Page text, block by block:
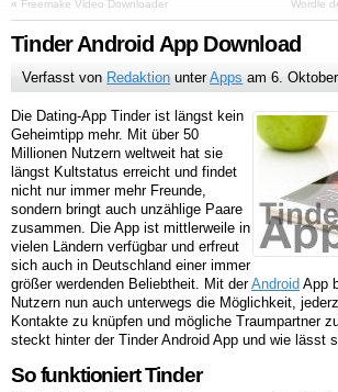
« Freemake Video Downloader Wordle
Tinder Android App Download
Verfasst von Redaktion unterApps am6.
Die Dating-App Tinder ist längst kein
Geheimtipp mehr. Mit über 50
Millionen Nutzern weltweit hat sie
längst Kultstatus erreicht und findet
nicht nur immer mehr Freunde,
sondern bringt auch unzählige Paare
zusammen. Die App ist mittlerweile in
vielen Ländern verfügbar und erfreut
sich auch in Deutschland einer immer
größer werdenden Beliebtheit. Mit derAndroid App
Nutzern nun auch unterwegs die Möglichkeit,
Kontakte zu knüpfen und mögliche Traumpartner
steckt hinter der Tinder Android App und wie lässt
So funktioniert Tinder